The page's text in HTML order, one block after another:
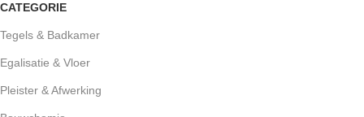
CATEGORIE
Tegels & Badkamer
Egalisatie & Vloer
Pleister & Afwerking